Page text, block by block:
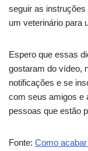
seguir as
um veterinário para
Espero que essas
gostaram do vídeo,
notificações e se
com seus amigos e
pessoas que estão
Fonte: Como